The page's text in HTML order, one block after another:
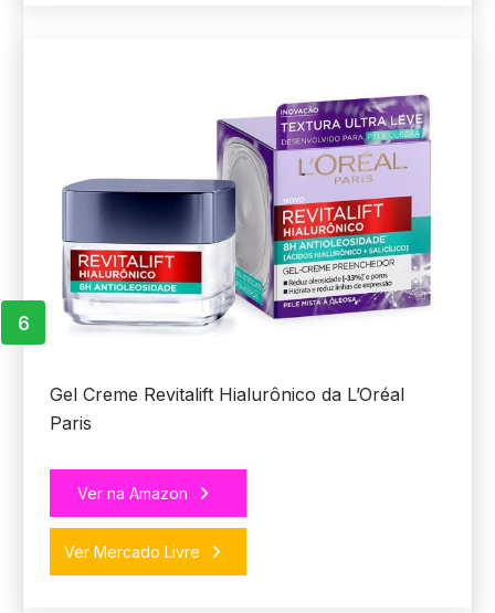
6
Gel Creme Revitalift Hialurônico da L’Oréal
Paris
Ver na Amazon
Ver Mercado Livre